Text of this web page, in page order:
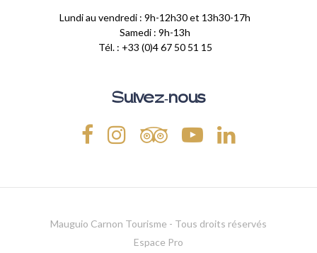
Lundi au vendredi : 9h-12h30 et 13h30-17h
Samedi : 9h-13h
Tél. : +33 (0)4 67 50 51 15
Suivez-nous
Mauguio Carnon Tourisme - Tous droits réservés
Espace Pro